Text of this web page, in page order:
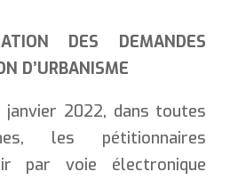
DES DEMANDES
D’URBANISME
janvier 2022, dans toutes
les pétitionnaires
par voie électronique